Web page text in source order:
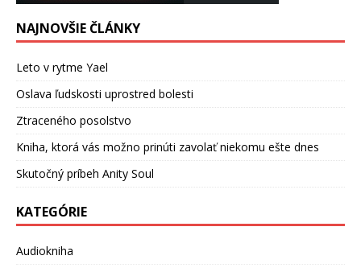
NAJNOVŠIE ČLÁNKY
Leto v rytme Yael
Oslava ľudskosti uprostred bolesti
Ztraceného posolstvo
Kniha, ktorá vás možno prinúti zavolať niekomu ešte dnes
Skutočný príbeh Anity Soul
KATEGÓRIE
Audiokniha